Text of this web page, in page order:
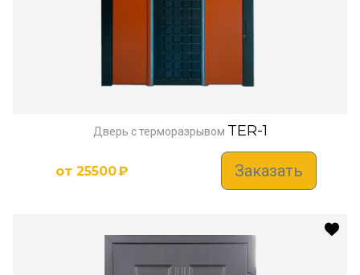
Дверь с терморазрывом TER-1
от 25500₽ Заказать